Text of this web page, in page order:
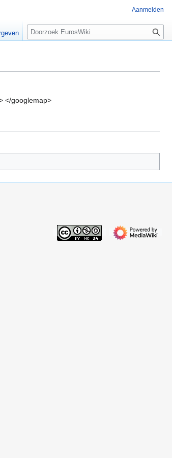
</googlemap>
Aanmelden
Z
o
e